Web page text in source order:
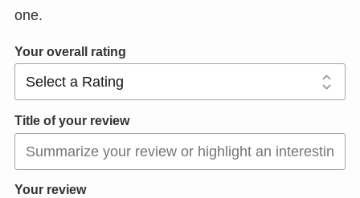
one.
Your overall rating
Title of your review
Your review